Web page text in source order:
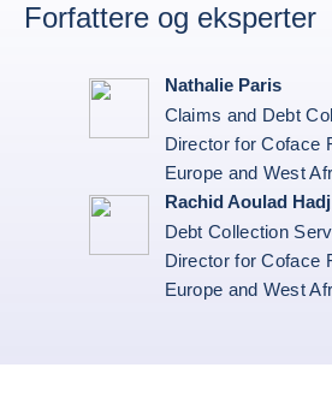
Forfattere og eksperter
Nathalie Paris
Claims and Debt
Director for Coface
Europe and West
Rachid Aoulad Hadj
Debt Collection
Director for Coface
Europe and West